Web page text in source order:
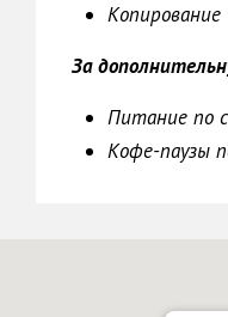
Копирование
За
Питание по
Кофе-паузы